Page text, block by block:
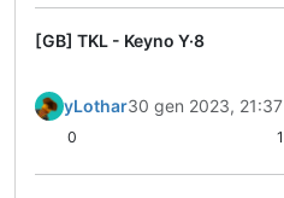
[GB] TKL - Keyno Y·8
yLothar30 gen 2023, 21:37
0 1